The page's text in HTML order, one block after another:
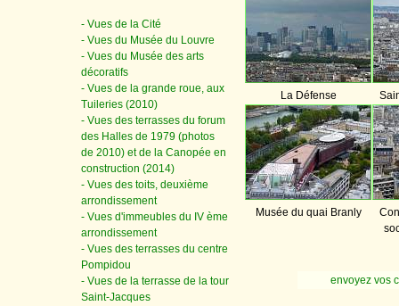
- Vues de la Cité
- Vues du Musée du Louvre
- Vues du Musée des arts
décoratifs
- Vues de la grande roue, aux
Tuileries (2010)
- Vues des terrasses du forum
des Halles de 1979 (photos
de 2010) et de la Canopée en
construction (2014)
- Vues des toits, deuxième
arrondissement
- Vues d'immeubles du IV ème
arrondissement
- Vues des terrasses du centre
Pompidou
- Vues de la terrasse de la tour
Saint-Jacques
La Défense
Musée du quai Branly
envoyez vos